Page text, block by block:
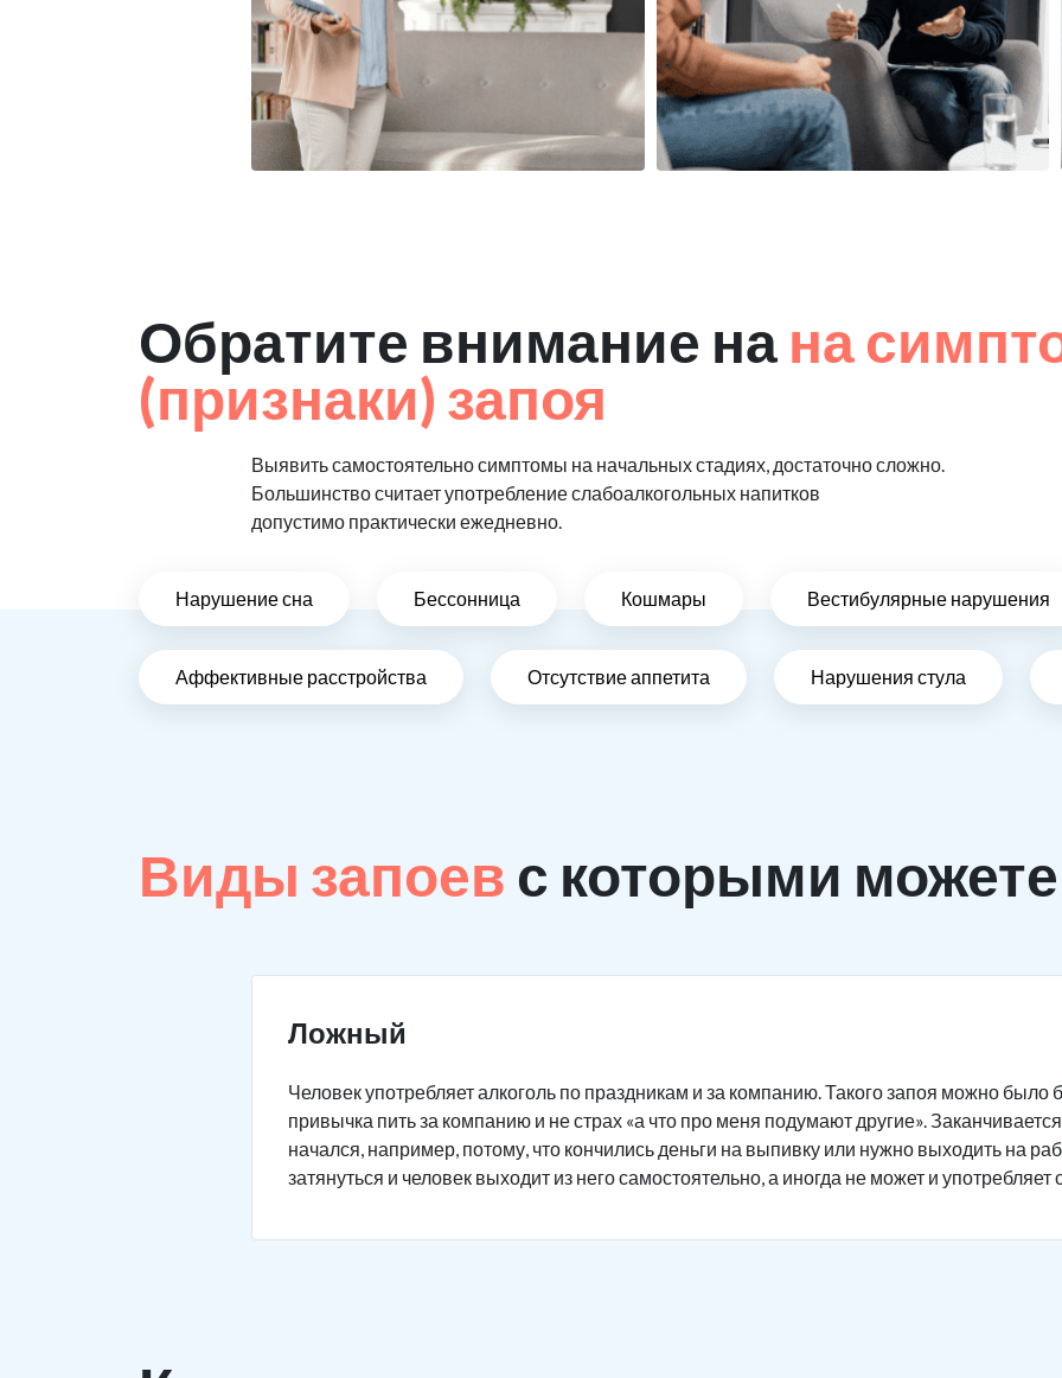
Обратите внимание на на
(признаки) запоя
Выявить самостоятельно симптомы на начальных стадиях, достаточно сложно.
Большинство считает употребление слабоалкогольных напитков
допустимо практически ежедневно.
Нарушение сна Бессонница Кошмары Вестибулярные нарушения
Аффективные расстройства Отсутствие аппетита Нарушения стула
Виды запоев с которыми
Ложный
Человек употребляет алкоголь по праздникам и за компанию. Такого запоя можно
привычка пить за компанию и не страх «а что про меня подумают другие».
начался, например, потому, что кончились деньги на выпивку или нужно выходить на
затянуться и человек выходит из него самостоятельно, а иногда не может и